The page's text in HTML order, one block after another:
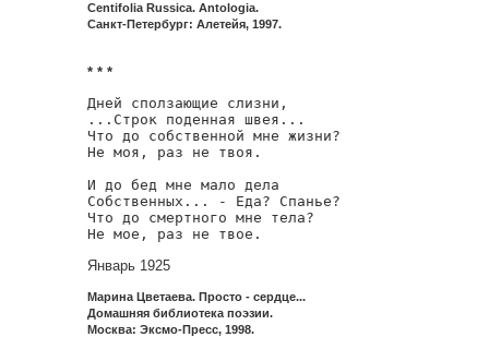
Centifolia Russica. Antologia.
Санкт-Петербург: Алетейя, 1997.
* * *
Дней сползающие слизни,
...Строк поденная швея...
Что до собственной мне жизни?
Не моя, раз не твоя.
И до бед мне мало дела
Собственных... - Еда? Спанье?
Что до смертного мне тела?
Январь 1925
Марина Цветаева. Просто - сердце...
Домашняя библиотека поэзии.
Москва: Эксмо-Пресс, 1998.